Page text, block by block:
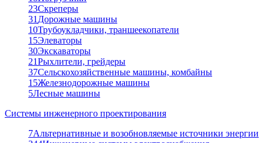
23Скреперы
31 Дорожные машины
10Трубоукладчики, траншеекопатели
15Элеваторы
30Экскаваторы
21Рыхлители, грейдеры
37Сельскохозяйственные машины, комбайны
15Железнодорожные машины
5Лесные машины
Системы инженерного проектирования
7Альтернативные и возобновляемые источники энергии